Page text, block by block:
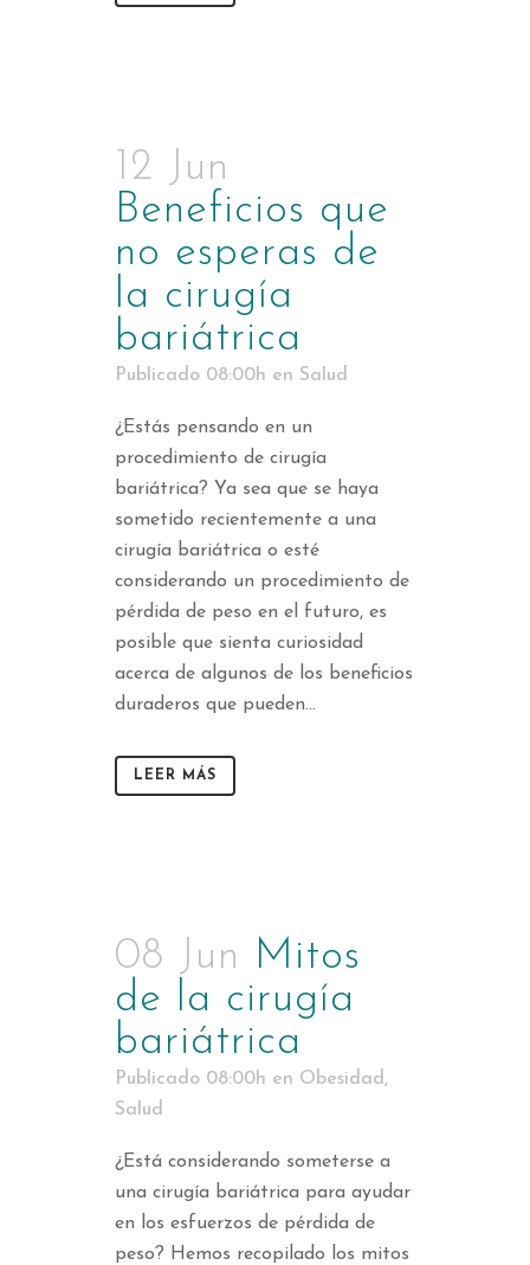
12 Jun
Beneficios que
no esperas de
la cirugía
bariátrica
Publicado 08:00h en Salud
¿Estás pensando en un
procedimiento de cirugía
bariátrica? Ya sea que se haya
sometido recientemente a una
cirugía bariátrica o esté
considerando un procedimiento de
pérdida de peso en el futuro, es
posible que sienta curiosidad
acerca de algunos de los beneficios
duraderos que pueden...
LEER MÁS
08 Jun Mitos
de la cirugía
bariátrica
Publicado 08:00h en Obesidad ,
Salud
¿Está considerando someterse a
una cirugía bariátrica para ayudar
en los esfuerzos de pérdida de
peso? Hemos recopilado los mitos